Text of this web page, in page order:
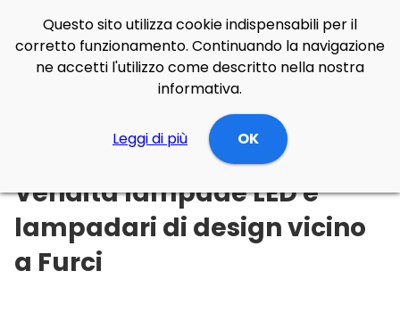
Illuminazione Online Abruzzo Chieti
Vendita lampade LED e
lampadari di design vicino
a Furci
Questo sito utilizza cookie indispensabili per il
corretto funzionamento. Continuando la navigazione
ne accetti l'utilizzo come descritto nella nostra
informativa.
Leggi di più OK